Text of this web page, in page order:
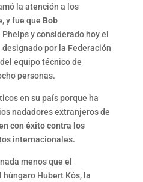
la atención a los
y fue que Bob
y considerado hoy el
por la Federación
equipo técnico de
personas.
en su país porque ha
nadadores extranjeros de
con éxito contra los
internacionales.
menos que el
húngaro Hubert Kós, la